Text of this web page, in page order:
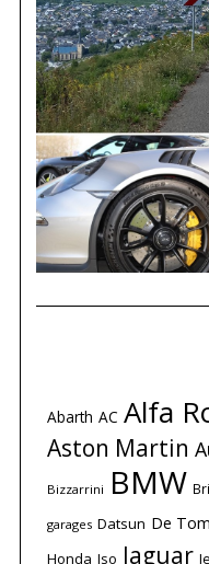
Abarth AC Alfa
Aston Martin
Bizzarrini BMW
garages Datsun De
Honda Iso Jaguar